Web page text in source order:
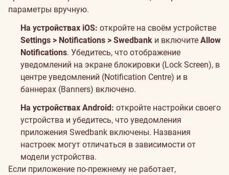
параметры вручную.
На устройствах iOS: откройте на своём устройстве
Settings > Notifications > Swedbank и включите Allow
Notifications. Убедитесь, что отображение
уведомлений на экране блокировки (Lock Screen), в
центре уведомлений (Notification Centre) и в
баннерах (Banners) включено.
На устройствах Android: откройте настройки своего
устройства и убедитесь, что уведомления
приложения Swedbank включены. Названия
настроек могут отличаться в зависимости от
модели устройства.
Если приложение по-прежнему не работает,